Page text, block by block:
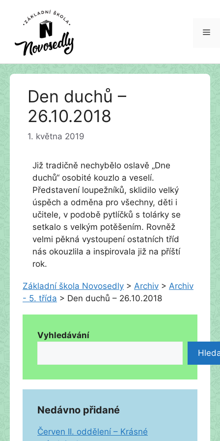
Přeskočit
Den duchů –
26.10.2018
1. května 2019
Již tradičně nechybělo oslavě „Dne
duchů“ osobité kouzlo a veselí.
Představení loupežníků, sklidilo velký
úspěch a odměna pro všechny, děti i
učitele, v podobě pytlíčků s tolárky se
setkalo s velkým potěšením. Rovněž
velmi pěkná vystoupení ostatních tříd
nás okouzlila a inspirovala již na příští
rok.
Základní škola Novosedly > Archiv > Archiv
- 5. třída > Den duchů – 26.10.2018
Vyhledávání
Nedávno přidané
Červen II. oddělení – Krásné